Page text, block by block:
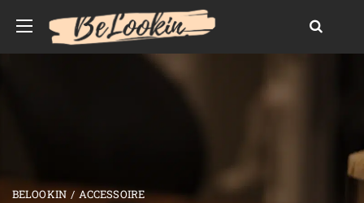
BELOOKIN ACCESSOIRE